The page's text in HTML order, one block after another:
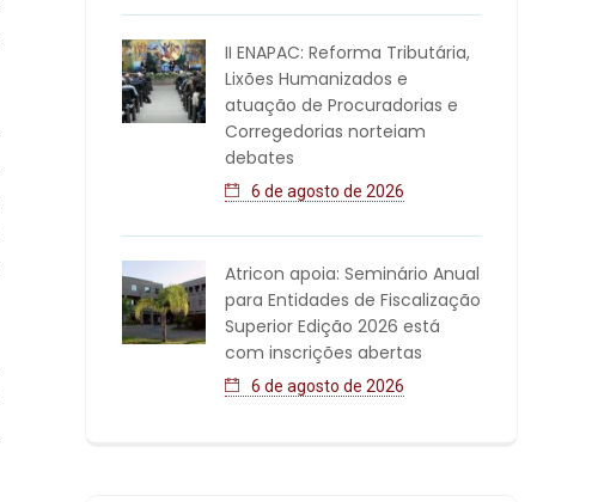
II ENAPAC: Reforma Tributária,
Lixões Humanizados e
atuação de Procuradorias e
Corregedorias norteiam
debates
6 de agosto de 2026
Atricon apoia: Seminário Anual
para Entidades de Fiscalização
Superior Edição 2026 está
com inscrições abertas
6 de agosto de 2026